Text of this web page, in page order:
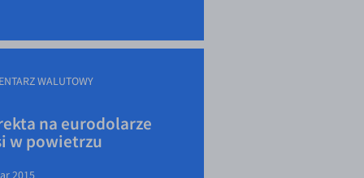
WALUTOWY
na eurodolarze
w powietrzu
2015